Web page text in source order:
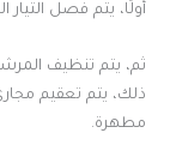
أولًا، يتم فصل
ثم، يتم تنظيف
ذلك، يتم تعقيم
مطهرة.